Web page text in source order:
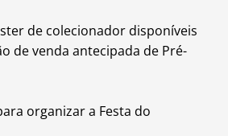
de colecionador disponíveis
de venda antecipada de Pré-
organizar a Festa do